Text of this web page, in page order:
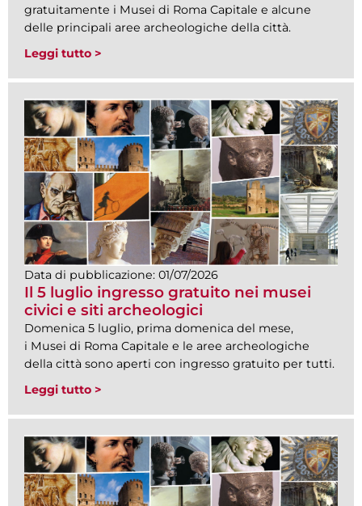
gratuitamente i Musei di Roma Capitale e alcune
delle principali aree archeologiche della città.
Leggi tutto >
Data di pubblicazione: 01/07/2026
Il 5 luglio ingresso gratuito nei musei
civici e siti archeologici
Domenica 5 luglio, prima domenica del mese,
i Musei di Roma Capitale e le aree archeologiche
della città sono aperti con ingresso gratuito per tutti.
Leggi tutto >